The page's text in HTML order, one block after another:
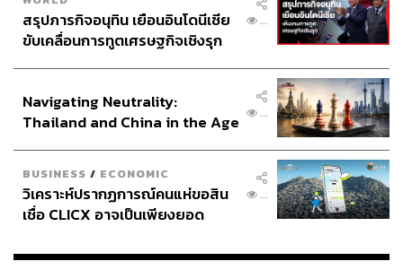
สรุปภารกิจอนุทิน เยือนอินโดนีเซีย
ขับเคลื่อนการทูตเศรษฐกิจเชิงรุก
...
Navigating Neutrality:
Thailand and China in the Age
...
BUSINESS / ECONOMIC
วิเคราะห์ปรากฏการณ์คนแห่ขอสิน
เชื่อ CLICX อาจเป็นเพียงยอด
เรือนไทยที่ถูกซุกไว้
...